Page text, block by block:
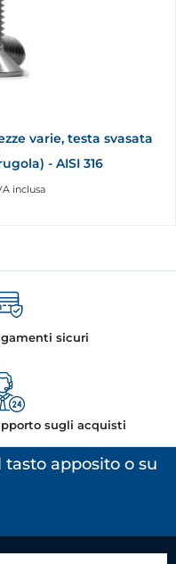
varie, testa svasata
- AISI 316
inclusa
sicuri
sugli acquisti
apposito o su